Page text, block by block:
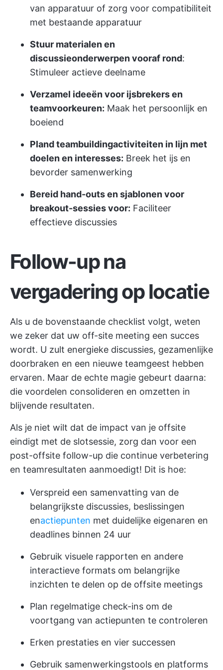
van apparatuur of zorg voor compatibiliteit
met bestaande apparatuur
Stuur materialen en
discussieonderwerpen vooraf rond:
Stimuleer actieve deelname
Verzamel ideeën voor ijsbrekers en
teamvoorkeuren: Maak het persoonlijk en
boeiend
Pland teambuildingactiviteiten in lijn met
doelen en interesses: Breek het ijs en
bevorder samenwerking
Bereid hand-outs en sjablonen voor
breakout-sessies voor: Faciliteer
effectieve discussies
Follow-up na
vergadering op locatie
Als u de bovenstaande checklist volgt, weten
we zeker dat uw off-site meeting een succes
wordt. U zult energieke discussies, gezamenlijke
doorbraken en een nieuwe teamgeest hebben
ervaren. Maar de echte magie gebeurt daarna:
die voordelen consolideren en omzetten in
blijvende resultaten.
Als je niet wilt dat de impact van je offsite
eindigt met de slotsessie, zorg dan voor een
post-offsite follow-up die continue verbetering
en teamresultaten aanmoedigt! Dit is hoe:
Verspreid een samenvatting van de
belangrijkste discussies, beslissingen
enactiepunten met duidelijke eigenaren en
deadlines binnen 24 uur
Gebruik visuele rapporten en andere
interactieve formats om belangrijke
inzichten te delen op de offsite meetings
Plan regelmatige check-ins om de
voortgang van actiepunten te controleren
Erken prestaties en vier successen
Gebruik samenwerkingstools en platforms